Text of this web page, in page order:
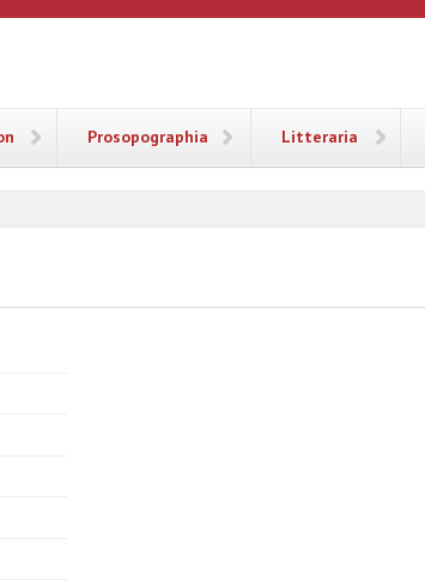
Prosopographia Litteraria